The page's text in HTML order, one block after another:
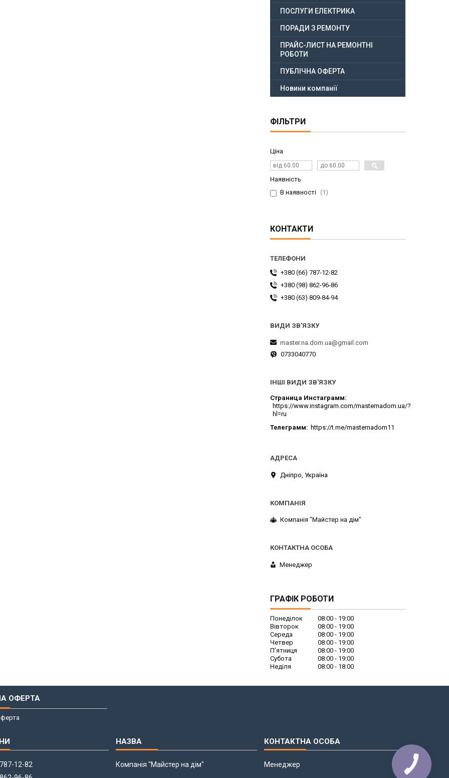
ПОСЛУГИ ЕЛЕКТРИКА
ПОРАДИ З РЕМОНТУ
ПРАЙС-ЛИСТ НА РЕМОНТНІ
РОБОТИ
ПУБЛІЧНА ОФЕРТА
Новини компанії
ФІЛЬТРИ
Ціна
Наявність
В наявності
1
КОНТАКТИ
+380 (66) 787-12-82
+380 (98) 862-96-86
+380 (63) 809-84-94
master.na.dom.ua@gmail.com
0733040770
ІНШІ ВИДИ ЗВ'ЯЗКУ
Страница Инстаграмм
https://www.instagram.com/masternadom.ua/?
hl=ru
Телеграмм
https://t.me/masternadom11
Дніпро, Україна
Компанія "Майстер на дім"
Менеджер
ГРАФІК РОБОТИ
Понеділок 08:00
19:00
Вівторок
08:00
19:00
Середа
08:00
19:00
Четвер
08:00
19:00
Пʼятниця
08:00
19:00
Субота
08:00
19:00
Неділя
08:00 18:00
ОФЕРТА
12-82
Компанія "Майстер на дім" Менеджер